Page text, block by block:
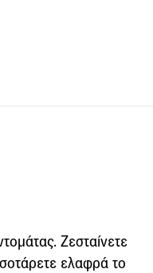
Ζεσταίνετε
ελαφρά το